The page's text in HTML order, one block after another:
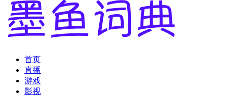
首页
直播
游戏
影视